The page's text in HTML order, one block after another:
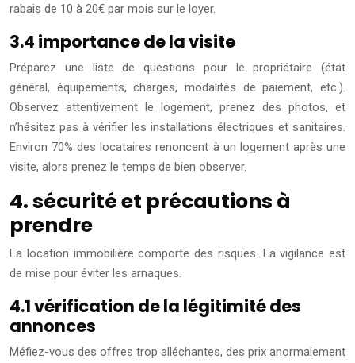
rabais de 10 à 20€ par mois sur le loyer.
3.4 importance de la visite
Préparez une liste de questions pour le propriétaire (état
général, équipements, charges, modalités de paiement, etc.).
Observez attentivement le logement, prenez des photos, et
n’hésitez pas à vérifier les installations électriques et sanitaires.
Environ 70% des locataires renoncent à un logement après une
visite, alors prenez le temps de bien observer.
4. sécurité et précautions à
prendre
La location immobilière comporte des risques. La vigilance est
de mise pour éviter les arnaques.
4.1 vérification de la légitimité des
annonces
Méfiez-vous des offres trop alléchantes, des prix anormalement